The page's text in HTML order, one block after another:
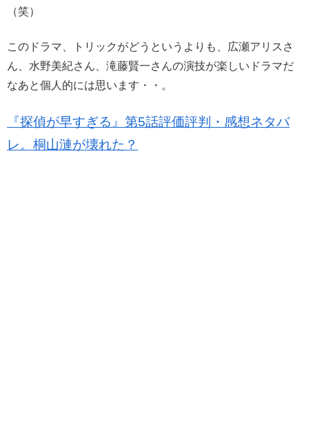
（笑）
このドラマ、トリックがどうというよりも、広瀬アリスさ
ん、水野美紀さん、滝藤賢一さんの演技が楽しいドラマだ
なあと個人的には思います・・。
『探偵が早すぎる』第5話評価評判・感想ネタバ
レ。桐山漣が壊れた？